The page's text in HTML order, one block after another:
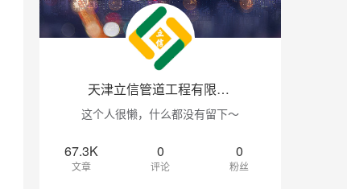
天津立信管道工程有限公司
这个人很懒，什么都没有留下～
67.3K
文章
0
评论
0
粉丝